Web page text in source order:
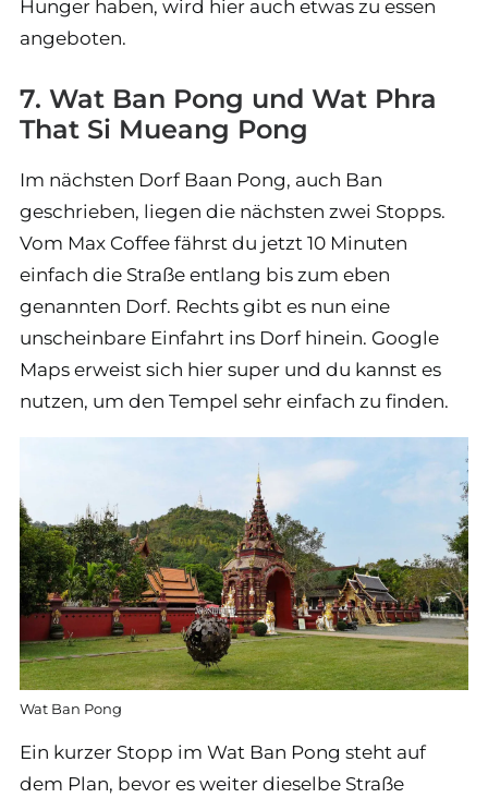
Hunger haben, wird hier auch etwas zu essen
angeboten.
7. Wat Ban Pong und Wat Phra
That Si Mueang Pong
Im nächsten Dorf Baan Pong, auch Ban
geschrieben, liegen die nächsten zwei Stopps.
Vom Max Coffee fährst du jetzt 10 Minuten
einfach die Straße entlang bis zum eben
genannten Dorf. Rechts gibt es nun eine
unscheinbare Einfahrt ins Dorf hinein. Google
Maps erweist sich hier super und du kannst es
nutzen, um den Tempel sehr einfach zu finden.
Wat Ban Pong
Ein kurzer Stopp im Wat Ban Pong steht auf
dem Plan, bevor es weiter dieselbe Straße